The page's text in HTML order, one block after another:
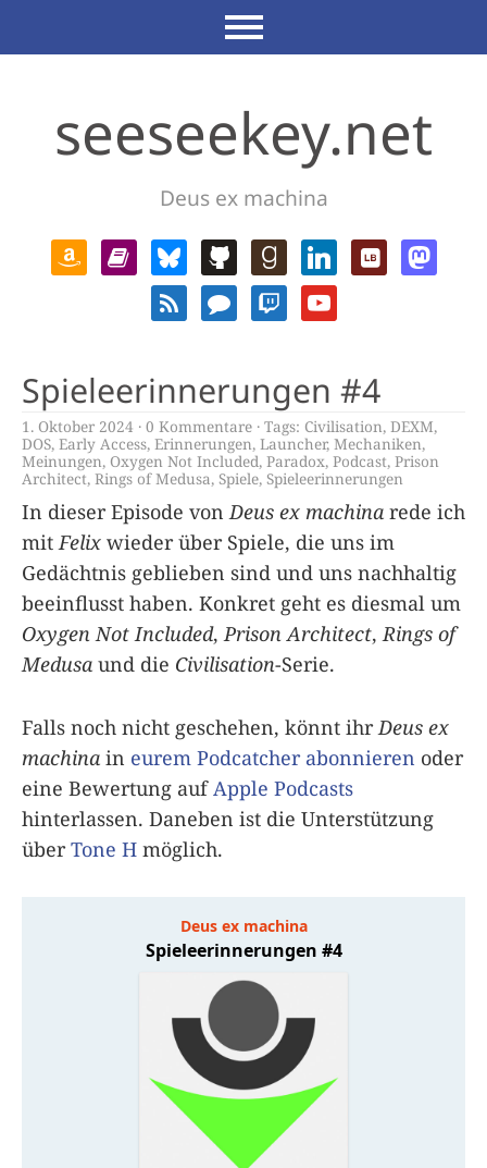
seeseekey.net
Deus ex machina
Spieleerinnerungen #4
1. Oktober 2024 0 Kommentare Tags: Civilisation, DEXM,
DOS, Early Access, Erinnerungen, Launcher, Mechaniken,
Meinungen, Oxygen Not Included, Paradox, Podcast, Prison
Architect, Rings of Medusa, Spiele, Spieleerinnerungen
In dieser Episode von Deus ex machina rede ich
mit Felix wieder über Spiele, die uns im
Gedächtnis geblieben sind und uns nachhaltig
beeinflusst haben. Konkret geht es diesmal um
Oxygen Not Included, Prison Architect, Rings of
Medusa und die Civilisation-Serie.
Falls noch nicht geschehen, könnt ihr Deus ex
machina in eurem Podcatcher abonnieren oder
eine Bewertung auf Apple Podcasts
hinterlassen. Daneben ist die Unterstützung
überTone H möglich.